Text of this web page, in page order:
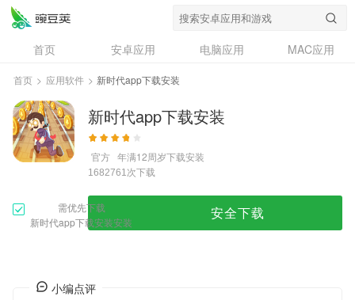
首页 安卓应用 电脑应用
MAC应用
资讯
专题
问答
首页 > 应用软件 > 新时代app下载安装
新时代app下载安装
官方 年满12周岁下载安装
1682761次下载
需优先下载
新时代app下载安装安装
安全下载
小编点评